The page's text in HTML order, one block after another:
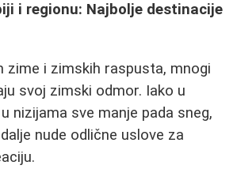
i regionu: Najbolje destinacije
zime i zimskih raspusta, mnogi
svoj zimski odmor. Iako u
nizijama sve manje pada sneg,
nude odlične uslove za